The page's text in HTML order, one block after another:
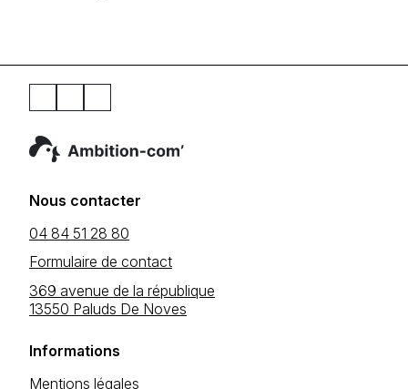
Nous contacter
04 84 51 28 80
Formulaire de contact
369 avenue de la république
13550 Paluds De Noves
Informations
Mentions légales